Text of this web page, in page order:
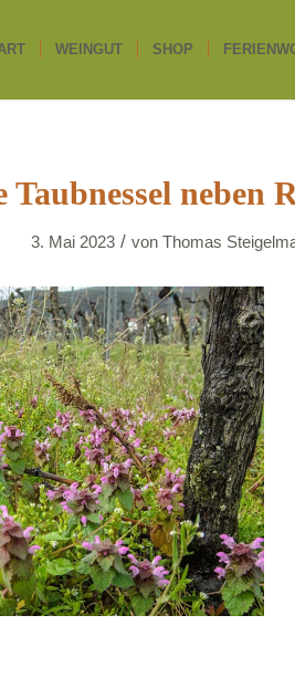
WEINGUT SHOP
Taubnessel neben
3. Mai 2023 / von Thomas